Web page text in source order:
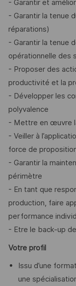
- Garantir et
- Garantir la tenue
réparations)
- Garantir la tenue
opérationnelle des
- Proposer des
productivité et la
- Développer les
polyvalence
- Mettre en œuvre
- Veiller à
force de
- Garantir la
périmètre
- En tant que
production, faire
performance
- Etre le back-up de
Votre profil
Issu d’une
une